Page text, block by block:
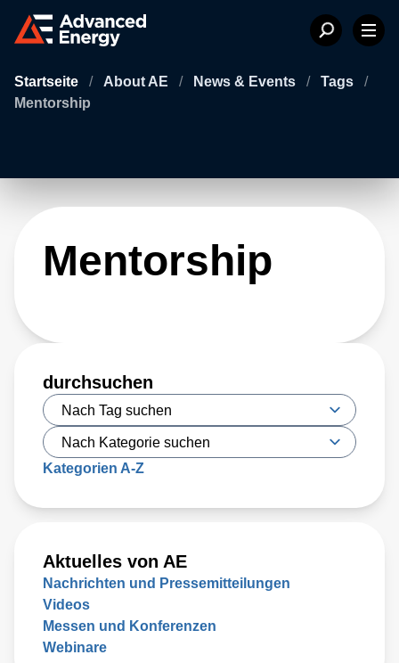
Startseite / About AE / News & Events / Tags
/
Mentorship
Mentorship
durchsuchen
Kategorien A-Z
Aktuelles von AE
Nachrichten und Pressemitteilungen
Videos
Messen und Konferenzen
Webinare